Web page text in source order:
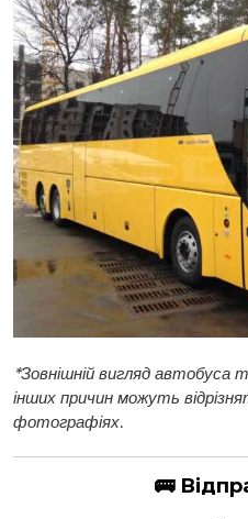
*Зовнішній вигляд автобуса
інших причин можуть
фотографіях.
🚌